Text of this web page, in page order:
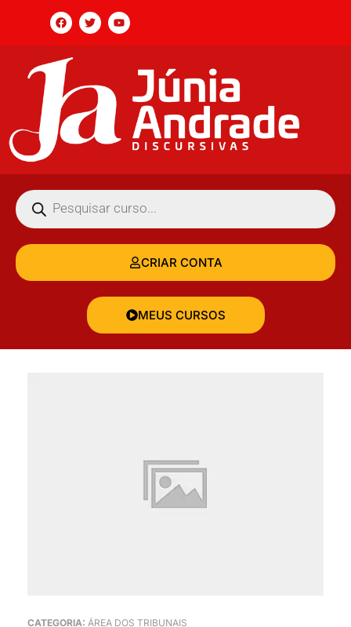
CRIAR CONTA
MEUS CURSOS
CATEGORIA: ÁREA DOS TRIBUNAIS